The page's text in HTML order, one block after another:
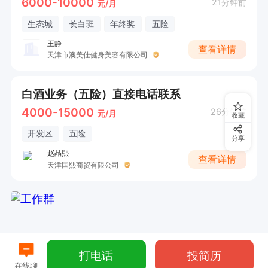
元/月
生态城 长白班 年终奖 五险
王静
天津市澳美佳健身美容有限公司
查看详情
白酒业务（五险）直接电话联系
4000-15000 元/月 26分钟前
开发区 五险
赵晶熙
天津国熙商贸有限公司
查看详情
收藏
分享
在线聊
打电话 投简历